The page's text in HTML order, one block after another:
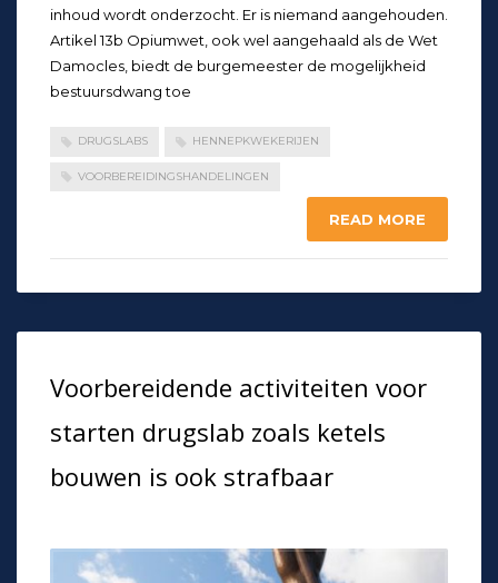
inhoud wordt onderzocht. Er is niemand aangehouden.
Artikel 13b Opiumwet, ook wel aangehaald als de Wet
Damocles, biedt de burgemeester de mogelijkheid
bestuursdwang toe
DRUGSLABS HENNEPKWEKERIJEN
VOORBEREIDINGSHANDELINGEN
READ MORE
Voorbereidende activiteiten voor
starten drugslab zoals ketels
bouwen is ook strafbaar